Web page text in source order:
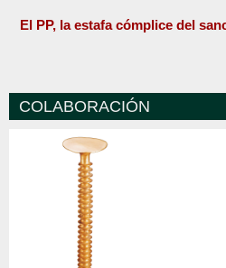
El PP, la estafa cómplice del
COLABORACIÓN